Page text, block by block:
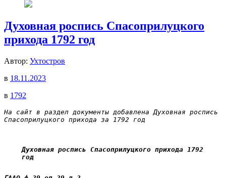
Духовная роспись Спасоприлуцкого
прихода 1792 год
Автор: Ухтостров
в 18.11.2023
в 1792
На сайт в раздел документы добавлена Духовная роспись
Спасоприлуцкого прихода за 1792 год
Духовная роспись Спасоприлуцкого прихода 1792
год